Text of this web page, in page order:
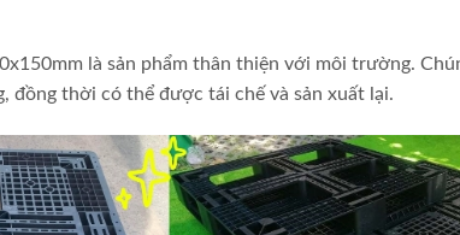
là sản phẩm thân thiện với môi trường.
đồng thời có thể được tái chế và sản xuất lại.